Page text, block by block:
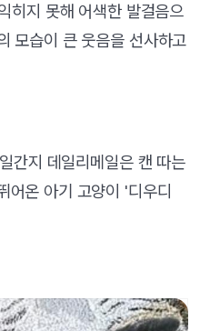
히지 못해 어색한 발걸음으
모습이 큰 웃음을 선사하고
간지 데일리메일은 캔 따는
어온 아기 고양이 '디우디